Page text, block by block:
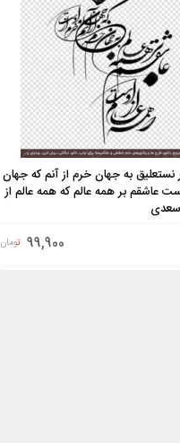
نستعلیق به جهان خرم از آنم که جهان
عاشقم بر همه عالم که همه عالم از
99,900 تومان